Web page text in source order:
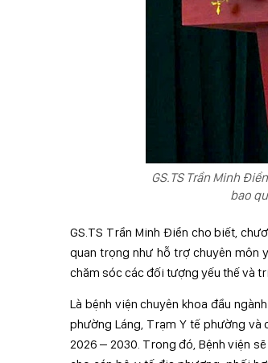
GS.TS Trần Minh
bao
GS.TS Trần Minh Điển cho biết,
quan trọng như hỗ trợ chuyên môn
chăm sóc các đối tượng yếu thế và
Là bệnh viện chuyên khoa đầu
phường Láng, Trạm Y tế phường
2026 – 2030. Trong đó, Bệnh viện